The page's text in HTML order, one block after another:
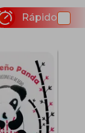
Rápido